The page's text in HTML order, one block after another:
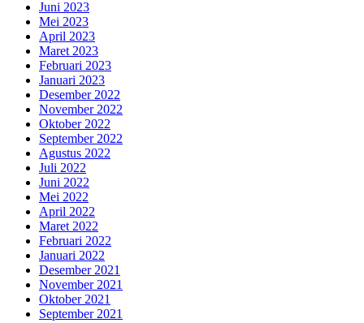
Juni 2023
Mei 2023
April 2023
Maret 2023
Februari 2023
Januari 2023
Desember 2022
November 2022
Oktober 2022
September 2022
Agustus 2022
Juli 2022
Juni 2022
Mei 2022
April 2022
Maret 2022
Februari 2022
Januari 2022
Desember 2021
November 2021
Oktober 2021
September 2021